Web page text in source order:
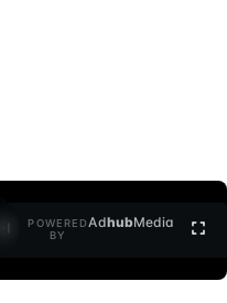
POWERED
BY
AdhubMedia